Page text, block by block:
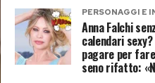
PERSONAGGI E
Anna Falchi
calendari
pagare per
seno rifatto: